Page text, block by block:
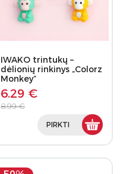
IWAKO trintukų –
dėlionių rinkinys „Colorz
Monkey”
6.29 €
8.99 €
PIRKTI